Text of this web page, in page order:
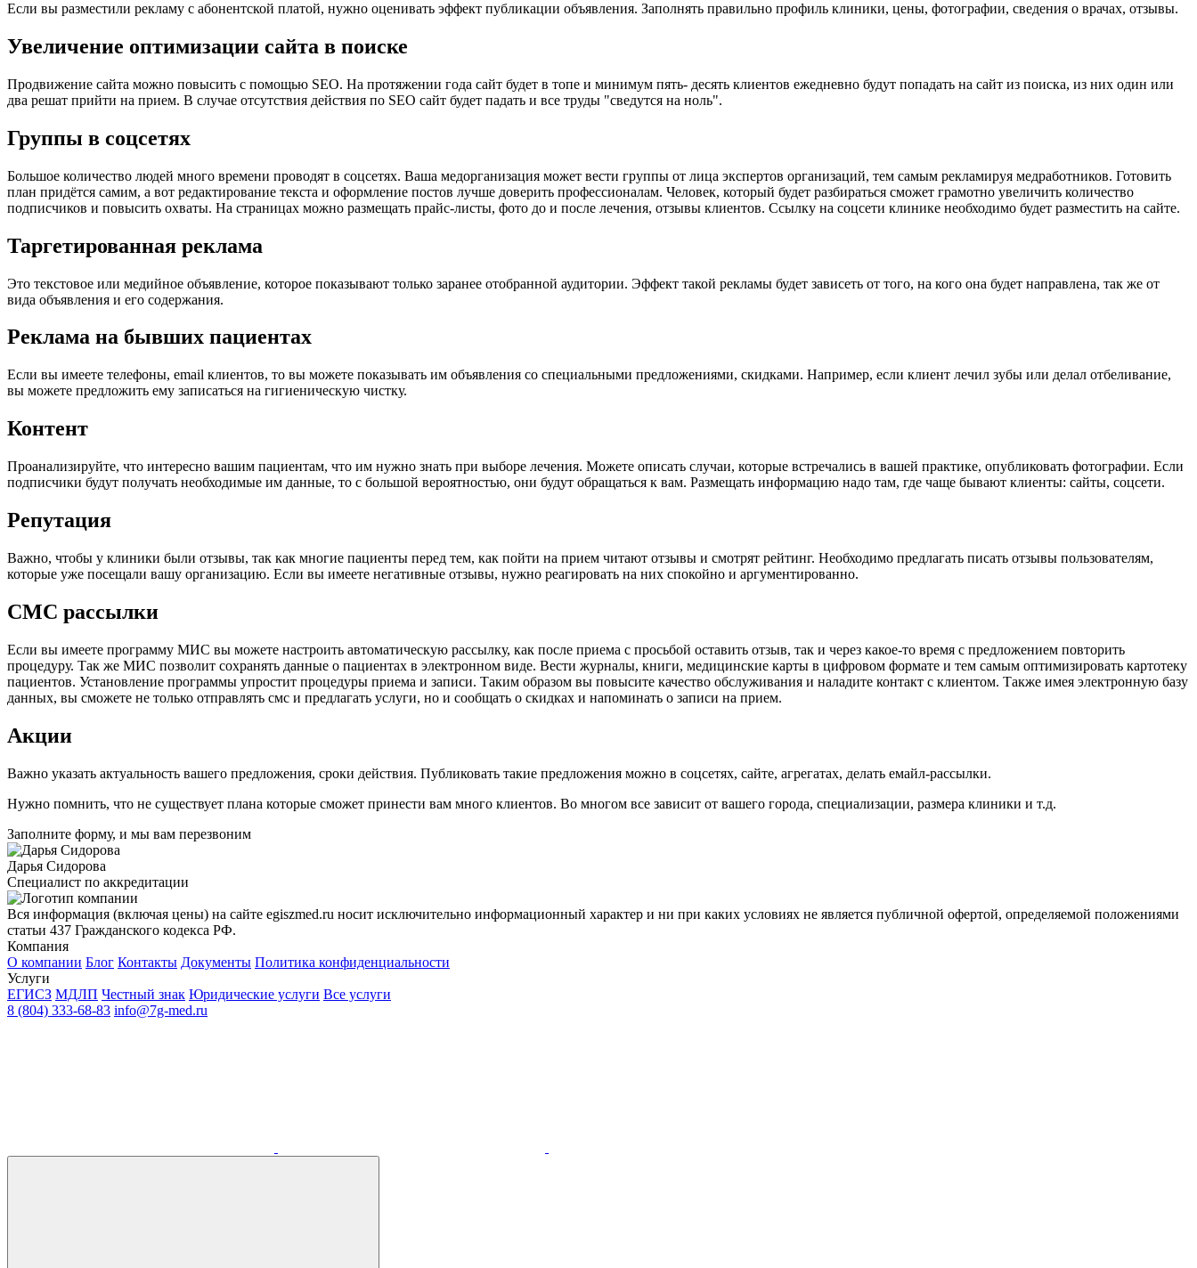
Если вы разместили рекламу с абонентской платой, нужно оценивать эффект публикации объявления. Заполнять правильно профиль клиники, цены, фотографии, сведения о врачах, отзывы.
Увеличение оптимизации сайта в поиске
Продвижение сайта можно повысить с помощью SEO. На протяжении года сайт будет в топе и минимум пять- десять клиентов ежедневно будут попадать на сайт из поиска, из них один или
два решат прийти на прием. В случае отсутствия действия по SEO сайт будет падать и все труды "сведутся на ноль".
Группы в соцсетях
Большое количество людей много времени проводят в соцсетях. Ваша медорганизация может вести группы от лица экспертов организаций, тем самым рекламируя медработников. Готовить
план придётся самим, а вот редактирование текста и оформление постов лучше доверить профессионалам. Человек, который будет разбираться сможет грамотно увеличить количество
подписчиков и повысить охваты. На страницах можно размещать прайс-листы, фото до и после лечения, отзывы клиентов. Ссылку на соцсети клинике необходимо будет разместить на сайте.
Таргетированная реклама
Это текстовое или медийное объявление, которое показывают только заранее отобранной аудитории. Эффект такой рекламы будет зависеть от того, на кого она будет направлена, так же от
вида объявления и его содержания.
Реклама на бывших пациентах
Если вы имеете телефоны, email клиентов, то вы можете показывать им объявления со специальными предложениями, скидками. Например, если клиент лечил зубы или делал отбеливание,
вы можете предложить ему записаться на гигиеническую чистку.
Контент
Проанализируйте, что интересно вашим пациентам, что им нужно знать при выборе лечения. Можете описать случаи, которые встречались в вашей практике, опубликовать фотографии. Если
подписчики будут получать необходимые им данные, то с большой вероятностью, они будут обращаться к вам. Размещать информацию надо там, где чаще бывают клиенты: сайты, соцсети.
Репутация
Важно, чтобы у клиники были отзывы, так как многие пациенты перед тем, как пойти на прием читают отзывы и смотрят рейтинг. Необходимо предлагать писать отзывы пользователям,
которые уже посещали вашу организацию. Если вы имеете негативные отзывы, нужно реагировать на них спокойно и аргументированно.
СМС рассылки
Если вы имеете программу МИС вы можете настроить автоматическую рассылку, как после приема с просьбой оставить отзыв, так и через какое-то время с предложением повторить
процедуру. Так же МИС позволит сохранять данные о пациентах в электронном виде. Вести журналы, книги, медицинские карты в цифровом формате и тем самым оптимизировать картотеку
пациентов. Установление программы упростит процедуры приема и записи. Таким образом вы повысите качество обслуживания и наладите контакт с клиентом. Также имея электронную базу
данных, вы сможете не только отправлять смс и предлагать услуги, но и сообщать о скидках и напоминать о записи на прием.
Акции
Важно указать актуальность вашего предложения, сроки действия. Публиковать такие предложения можно в соцсетях, сайте, агрегатах, делать емайл-рассылки.
Нужно помнить, что не существует плана которые сможет принести вам много клиентов. Во многом все зависит от вашего города, специализации, размера клиники и т.д.
Заполните форму, и мы вам перезвоним
Дарья Сидорова
Специалист по аккредитации
Вся информация (включая цены) на сайте egiszmed.ru носит исключительно информационный характер и ни при каких условиях не является публичной офертой, определяемой положениями
статьи 437 Гражданского кодекса РФ.
Компания
О компании Блог Контакты Документы Политика конфиденциальности
Услуги
ЕГИСЗ МДЛП Честный знак Юридические услуги Все услуги
8 (804) 333-68-83 info@7g-med.ru